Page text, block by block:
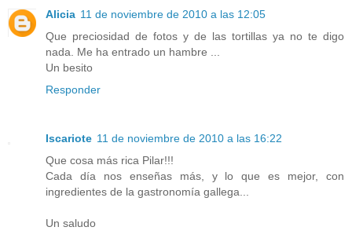
Alicia 11 de noviembre de 2010 a las 12:05
Que preciosidad de fotos y de las tortillas ya no te digo
nada. Me ha entrado un hambre ...
Un besito
Responder
Iscariote 11 de noviembre de 2010 a las 16:22
Que cosa más rica Pilar!!!
Cada día nos enseñas más, y lo que es mejor, con
ingredientes de la gastronomía gallega...
Un saludo